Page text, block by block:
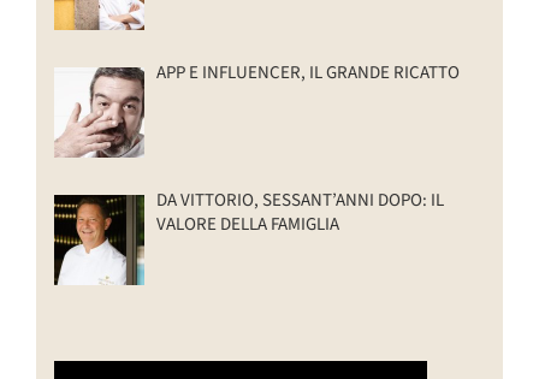
APP E INFLUENCER, IL GRANDE RICATTO
DA VITTORIO, SESSANT’ANNI DOPO: IL
VALORE DELLA FAMIGLIA